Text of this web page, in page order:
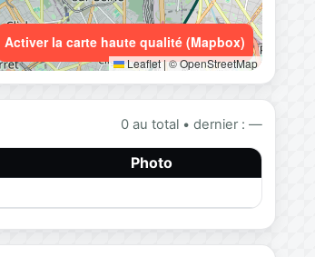
Leaflet|© OpenStreetMap
Activer la carte haute qualité (Mapbox)
0 au total • dernier : —
Photo